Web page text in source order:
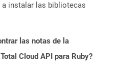
a instalar las bibliotecas
las notas de la
Cloud API para Ruby?